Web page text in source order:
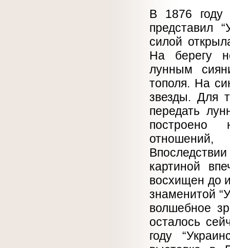
В 1876 году
представил
силой
На берегу
лунным
тополя. На
звезды. Для
передать
построено
картиной
восхищен до
знаменитой
волшебное
осталось
году